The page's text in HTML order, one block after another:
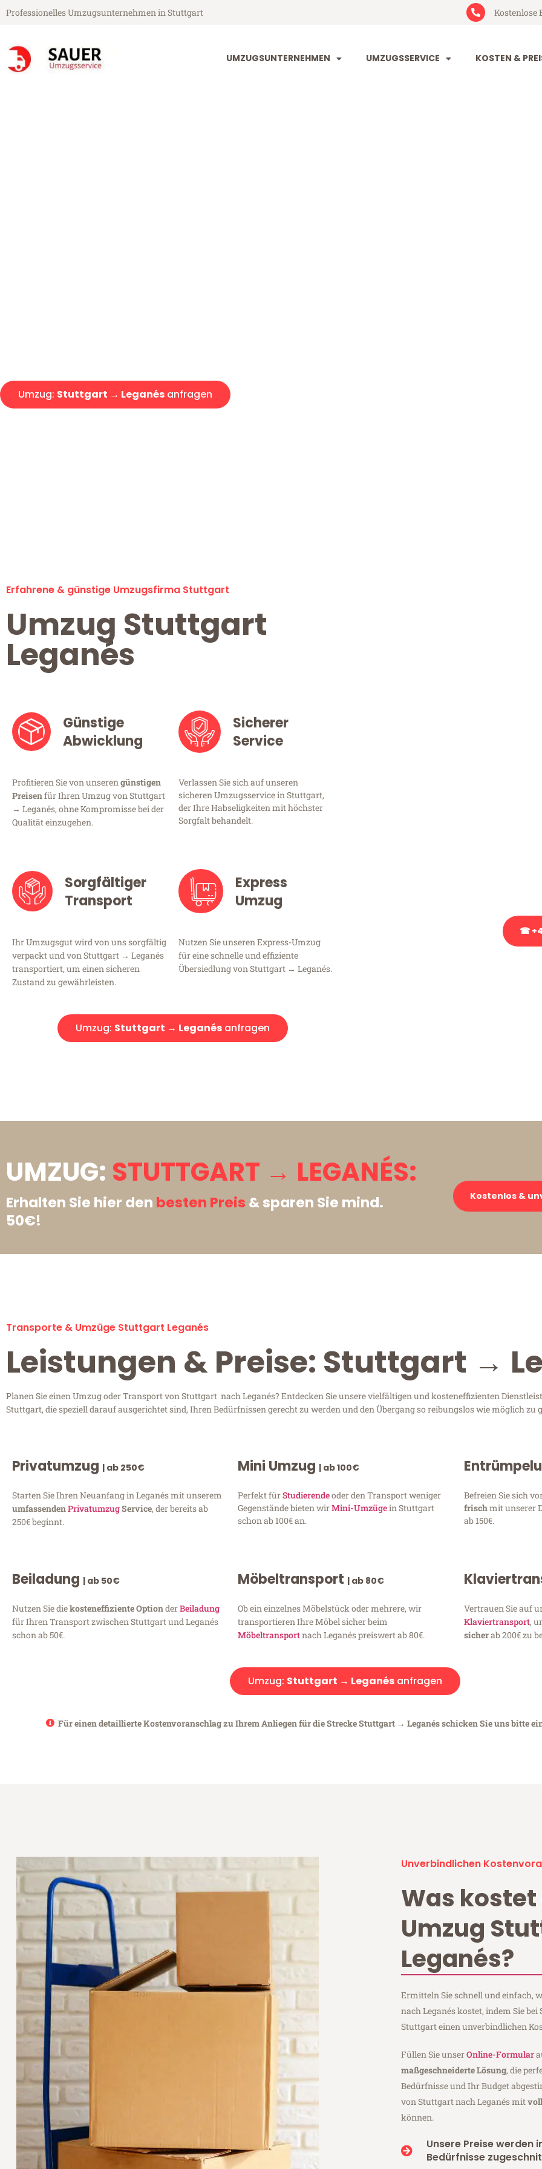
Professionelles Umzugsunternehmen in Stuttgart Kostenlose
UMZUGSUNTERNEHMEN UMZUGSSERVICE KOSTEN &
Umzug: Stuttgart → Leganés anfragen
Erfahrene & günstige Umzugsfirma Stuttgart
Umzug Stuttgart
Leganés
Günstige
Abwicklung
Profitieren Sie von unserengünstigen
Preisenfür Ihren Umzug von Stuttgart
→ Leganés, ohne Kompromisse bei der
Qualität einzugehen.
Sicherer
Service
Verlassen Sie sich auf unseren
sicheren Umzugsservice in Stuttgart,
der Ihre Habseligkeiten mit höchster
Sorgfalt behandelt.
Sorgfältiger
Transport
Ihr Umzugsgut wird von uns sorgfältig
verpackt und von Stuttgart → Leganés
transportiert, um einen sicheren
Zustand zu gewährleisten.
Express
Umzug
Nutzen Sie unseren Express-Umzug
für eine schnelle und effiziente
Übersiedlung von Stuttgart → Leganés.
Umzug: Stuttgart → Leganésanfragen
☎
UMZUG: STUTTGART → LEGANÉS:
Erhalten Sie hier den besten Preis & sparen Sie mind.
50€!
Kostenlos &
Transporte & Umzüge Stuttgart Leganés
Leistungen & Preise: Stuttgart →
Planen Sie einen Umzug oder Transport von Stuttgart nach Leganés? Entdecken Sie unsere vielfältigen und kosteneffizienten
Stuttgart, die speziell darauf ausgerichtet sind, Ihren Bedürfnissen gerecht zu werden und den Übergang so reibungslos wie möglich zu
Privatumzug | ab 250€
Starten Sie Ihren Neuanfang in Leganés mit unserem
umfassendenPrivatumzugService, der bereits ab
250€ beginnt.
Mini Umzug | ab 100€
Perfekt fürStudierendeoder den Transport weniger
Gegenstände bieten wirMini-Umzügein Stuttgart
schon ab 100€ an.
Befreien Sie sich
frischmit unserer
ab 150€.
Beiladung | ab 50€
Nutzen Sie diekosteneffiziente OptionderBeiladung
für Ihren Transport zwischen Stuttgart und Leganés
schon ab 50€.
Möbeltransport | ab 80€
Ob ein einzelnes Möbelstück oder mehrere, wir
transportieren Ihre Möbel sicher beim
Möbeltransportnach Leganés preiswert ab 80€.
Vertrauen Sie auf
Klaviertransport,
sicherab 200€ zu
Umzug: Stuttgart → Leganésanfragen
Für einen detaillierte Kostenvoranschlag zu Ihrem Anliegen für die Strecke Stuttgart → Leganés schicken Sie uns bitte
Unverbindlichen
Was kostet
Umzug
Leganés?
Ermitteln Sie schnell und einfach,
nach Leganés kostet, indem Sie
Stuttgart einen unverbindlichen
Füllen Sie unserOnline-Formular
maßgeschneiderte Lösung, die
Bedürfnisse und Ihr Budget
von Stuttgart nach Leganés mit
können.
Unsere Preise werden
Bedürfnisse